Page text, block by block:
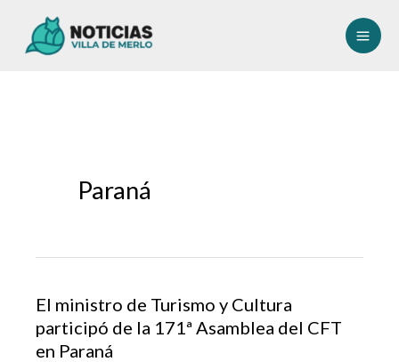
Paraná
El ministro de Turismo y Cultura
participó de la 171ª Asamblea del CFT
en Paraná